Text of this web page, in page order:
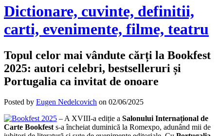
Dictionare, cuvinte, definitii,
carti, evenimente, filme, teatru
Topul celor mai vândute cărți la Bookfest
2025: autori celebri, bestselleruri și
Portugalia ca invitat de onoare
Posted by Eugen Nedelcovich on 02/06/2025
– A XVIII-a ediție a Salonului Internațional de
Carte Bookfest s-a încheiat duminică la Romexpo, adunând mii de